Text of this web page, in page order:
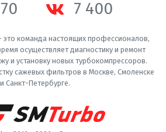
7 400
это команда настоящих профессионалов,
осуществляет диагностику и ремонт
и установку новых турбокомпрессоров.
сажевых фильтров в Москве, Смоленске
и Санкт-Петербурге.